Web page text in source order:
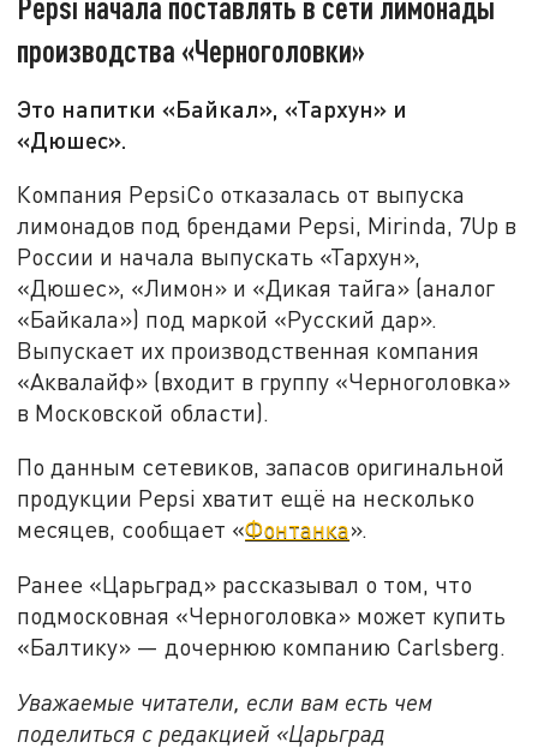
производства «Черноголовки»
Это напитки «Байкал», «Тархун» и
«Дюшес».
Компания PepsiCo отказалась от выпуска
лимонадов под брендами Pepsi, Mirinda, 7Up в
России и начала выпускать «Тархун»,
«Дюшес», «Лимон» и «Дикая тайга» (аналог
«Байкала») под маркой «Русский дар».
Выпускает их производственная компания
«Аквалайф» (входит в группу «Черноголовка»
в Московской области).
По данным сетевиков, запасов оригинальной
продукции Pepsi хватит ещё на несколько
месяцев, сообщает «Фонтанка».
Ранее «Царьград» рассказывал о том, что
подмосковная «Черноголовка» может купить
«Балтику» — дочернюю компанию Carlsberg.
Уважаемые читатели, если вам есть чем
поделиться с редакцией «Царьград